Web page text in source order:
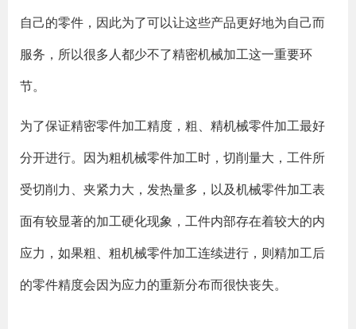
自己的零件，因此为了可以让这些产品更好地为自己而
服务，所以很多人都少不了精密机械加工这一重要环
节。
为了保证精密零件加工精度，粗、精机械零件加工最好
分开进行。因为粗机械零件加工时，切削量大，工件所
受切削力、夹紧力大，发热量多，以及机械零件加工表
面有较显著的加工硬化现象，工件内部存在着较大的内
应力，如果粗、粗机械零件加工连续进行，则精加工后
的零件精度会因为应力的重新分布而很快丧失。